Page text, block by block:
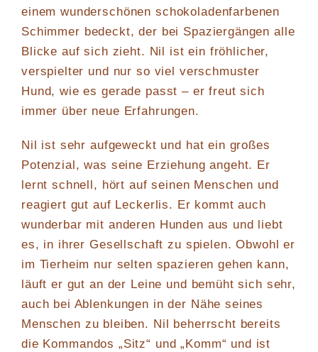
einem wunderschönen schokoladenfarbenen
Schimmer bedeckt, der bei Spaziergängen alle
Blicke auf sich zieht. Nil ist ein fröhlicher,
verspielter und nur so viel verschmuster
Hund, wie es gerade passt – er freut sich
immer über neue Erfahrungen.
Nil ist sehr aufgeweckt und hat ein großes
Potenzial, was seine Erziehung angeht. Er
lernt schnell, hört auf seinen Menschen und
reagiert gut auf Leckerlis. Er kommt auch
wunderbar mit anderen Hunden aus und liebt
es, in ihrer Gesellschaft zu spielen. Obwohl er
im Tierheim nur selten spazieren gehen kann,
läuft er gut an der Leine und bemüht sich sehr,
auch bei Ablenkungen in der Nähe seines
Menschen zu bleiben. Nil beherrscht bereits
die Kommandos „Sitz“ und „Komm“ und ist